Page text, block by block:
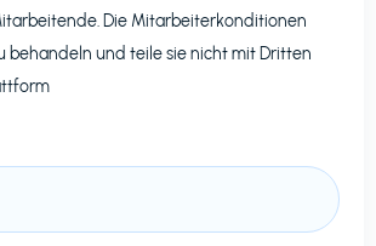
Die Mitarbeiterkonditionen
behandeln und teile sie nicht mit Dritten